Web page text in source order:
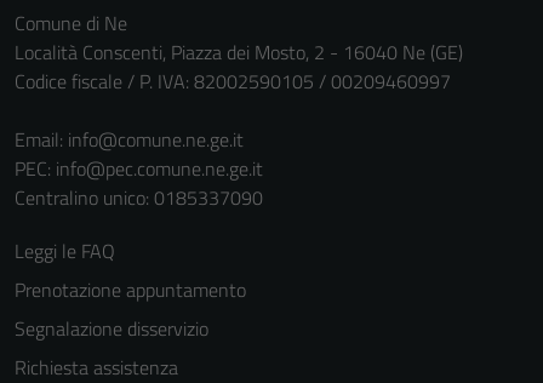
Comune di Ne
Località Conscenti, Piazza dei Mosto, 2 - 16040 Ne (GE)
Codice fiscale / P. IVA: 82002590105 / 00209460997
Email: info@comune.ne.ge.it
PEC: info@pec.comune.ne.ge.it
Centralino unico: 0185337090
Leggi le FAQ
Prenotazione appuntamento
Segnalazione disservizio
Richiesta assistenza